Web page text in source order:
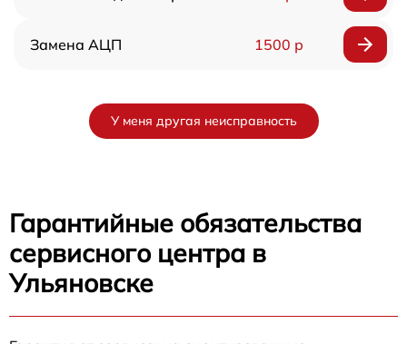
Замена АЦП 1500 р
У меня другая неисправность
Гарантийные обязательства
сервисного центра в
Ульяновске